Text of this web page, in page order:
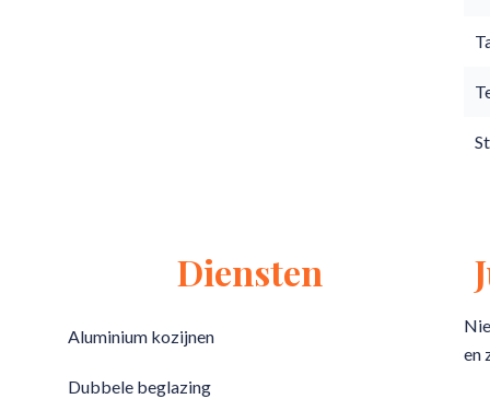
Diensten
Aluminium kozijnen
Dubbele beglazing
en